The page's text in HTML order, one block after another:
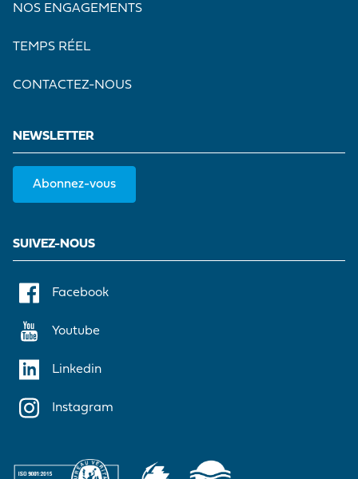
NOS ENGAGEMENTS
TEMPS RÉEL
CONTACTEZ-NOUS
NEWSLETTER
Abonnez-vous
SUIVEZ-NOUS
Facebook
Youtube
Linkedin
Instagram